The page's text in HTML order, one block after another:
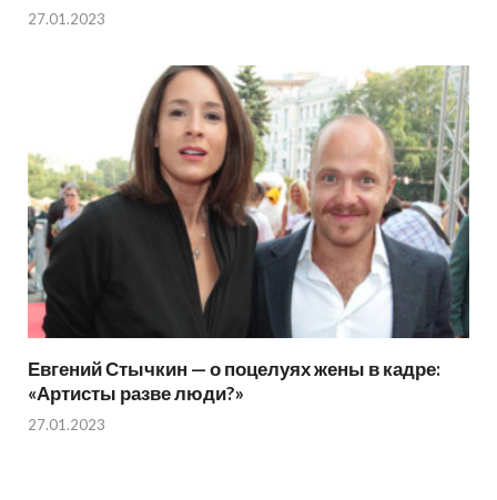
27.01.2023
Евгений Стычкин — о поцелуях жены в кадре:
«Артисты разве люди?»
27.01.2023